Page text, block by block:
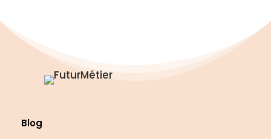
Blog